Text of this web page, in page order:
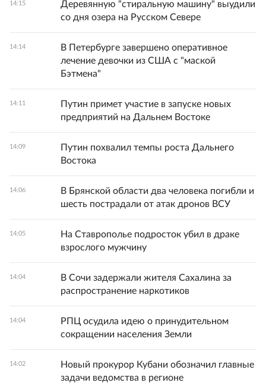
14:15
Деревянную "стиральную машину" выудили
со дня озера на Русском Севере
14:14
В Петербурге завершено оперативное
лечение девочки из США с "маской
Бэтмена"
14:11
Путин примет участие в запуске новых
предприятий на Дальнем Востоке
14:09
Путин похвалил темпы роста Дальнего
Востока
14:06
В Брянской области два человека погибли и
шесть пострадали от атак дронов ВСУ
14:05
На Ставрополье подросток убил в драке
взрослого мужчину
14:04
В Сочи задержали жителя Сахалина за
распространение наркотиков
14:04
РПЦ осудила идею о принудительном
сокращении населения Земли
14:02
Новый прокурор Кубани обозначил главные
задачи ведомства в регионе